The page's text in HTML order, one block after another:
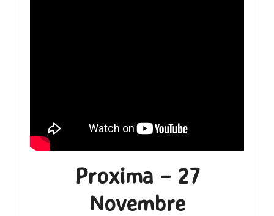
Proxima – 27
Novembre